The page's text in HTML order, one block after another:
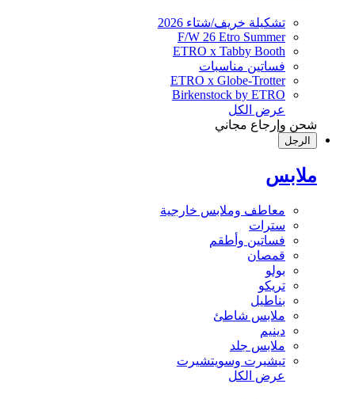
تشكيلة خريف/شتاء 2026
F/W 26 Etro Summer
ETRO x Tabby Booth
فساتين مناسبات
ETRO x Globe-Trotter
Birkenstock by ETRO
عرض الكل
شحن وإرجاع مجاني
الرجل
ملابس
معاطف وملابس خارجية
سترات
فساتين وأطقم
قمصان
بولو
تريكو
بناطيل
ملابس شاطئ
دينيم
ملابس جلد
تيشيرت وسويتشيرت
عرض الكل